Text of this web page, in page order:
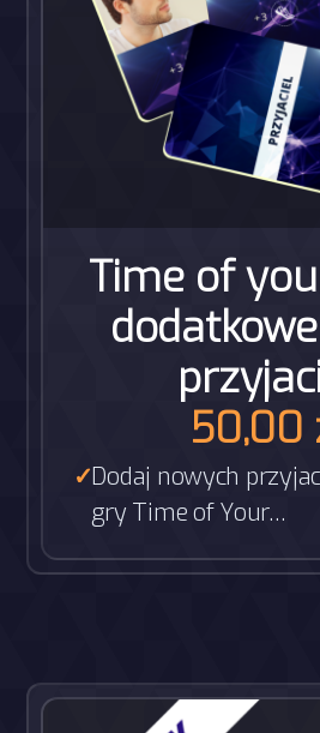
Time of
50,00
Dodaj nowych
gry Time of Your…